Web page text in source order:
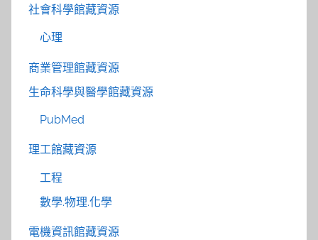
社會科學館藏資源
心理
商業管理館藏資源
生命科學與醫學館藏資源
PubMed
理工館藏資源
工程
數學.物理.化學
電機資訊館藏資源